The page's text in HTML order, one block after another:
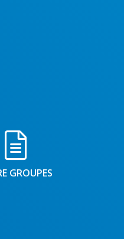
GROUPES